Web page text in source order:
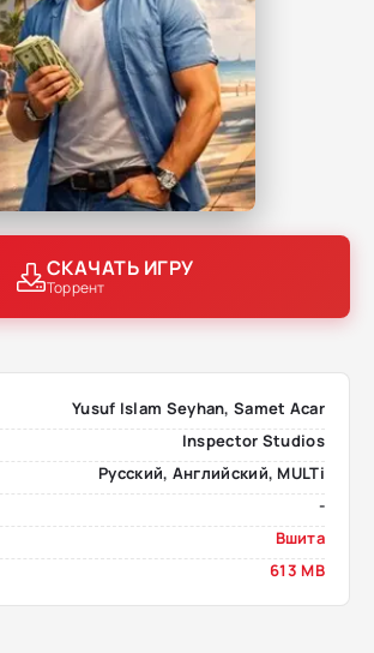
СКАЧАТЬ ИГРУ
Торрент
Yusuf Islam Seyhan, Samet Acar
Inspector Studios
Русский, Английский, MULTi
-
Вшита
613 MB